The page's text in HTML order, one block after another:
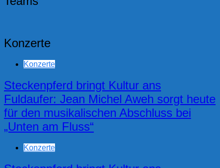
Konzerte
Konzerte
Steckenpferd bringt Kultur ans
Fuldaufer: Jean Michel Aweh sorgt heute
für den musikalischen Abschluss bei
„Unten am Fluss“
Konzerte